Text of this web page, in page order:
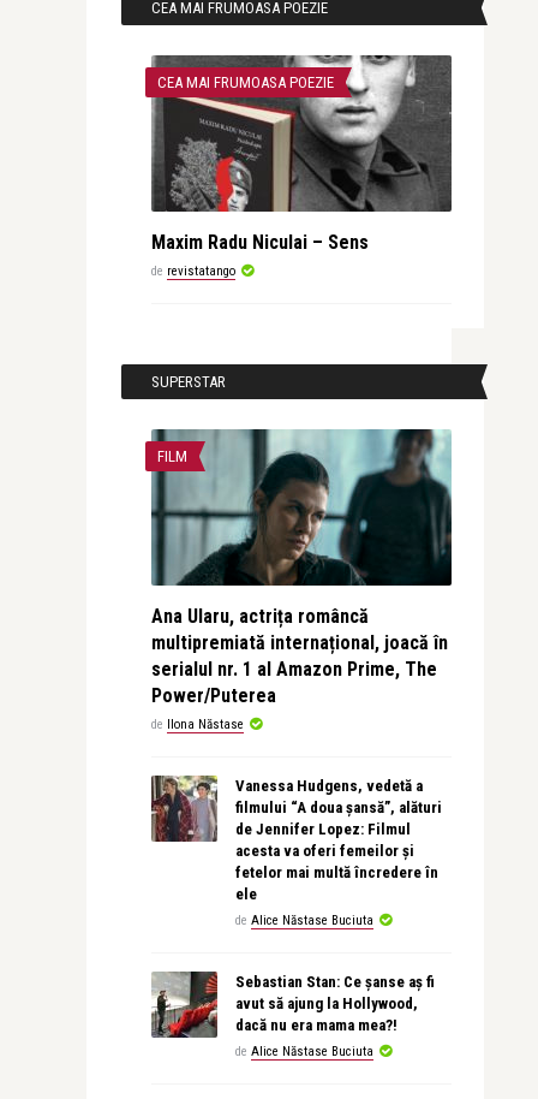
CEA MAI FRUMOASA POEZIE
CEA MAI FRUMOASA POEZIE
Maxim Radu Niculai – Sens
de revistatango
SUPERSTAR
FILM
Ana Ularu, actrița româncă
multipremiată internațional, joacă în
serialul nr. 1 al Amazon Prime, The
Power/Puterea
de Ilona Năstase
Vanessa Hudgens, vedetă a
filmului “A doua șansă”, alături
de Jennifer Lopez: Filmul
acesta va oferi femeilor și
fetelor mai multă încredere în
ele
de Alice Năstase Buciuta
Sebastian Stan: Ce șanse aș fi
avut să ajung la Hollywood,
dacă nu era mama mea?!
de Alice Năstase Buciuta